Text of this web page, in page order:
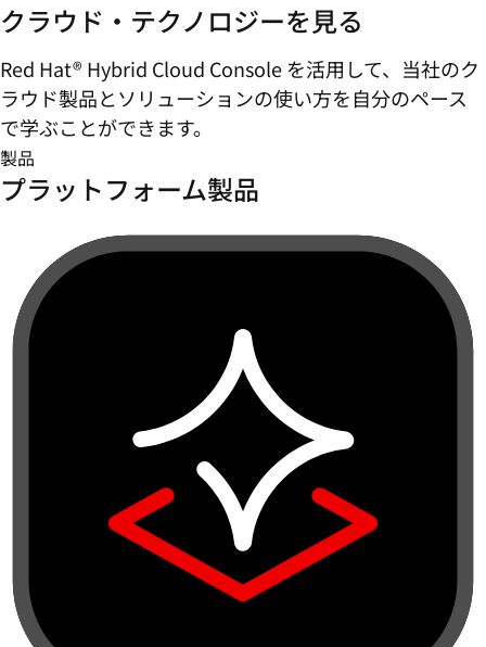
クラウド・テクノロジーを見る
Red Hat® Hybrid Cloud Console を活用して、当社のク
ラウド製品とソリューションの使い方を自分のペース
で学ぶことができます。
製品
プラットフォーム製品